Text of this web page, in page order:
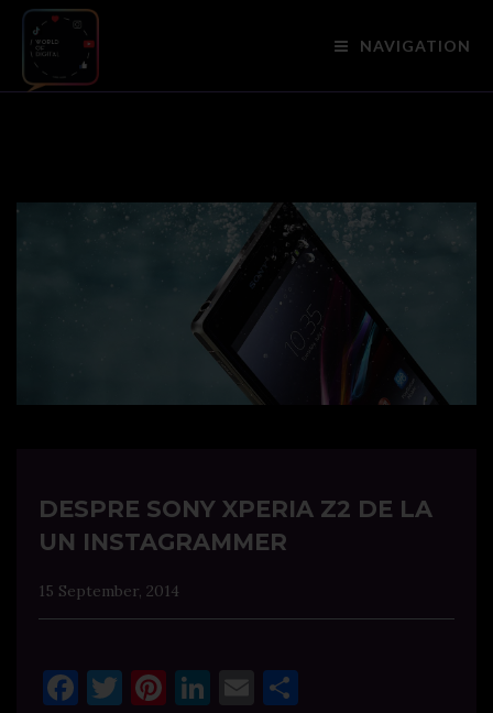
NAVIGATION
DESPRE SONY XPERIA Z2 DE LA
UN INSTAGRAMMER
15 September, 2014
Facebook
Twitter
Pinterest
LinkedIn
Email